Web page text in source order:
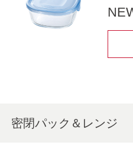
密閉パック＆レンジ